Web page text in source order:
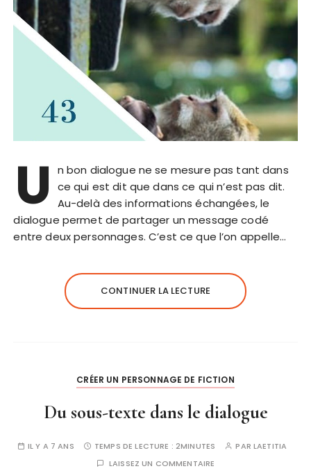
U
n bon dialogue ne se mesure pas tant dans
ce qui est dit que dans ce qui n’est pas dit.
Au-delà des informations échangées, le
dialogue permet de partager un message codé
entre deux personnages. C’est ce que l’on appelle…
CONTINUER LA LECTURE
CRÉER UN PERSONNAGE DE FICTION
Du sous-texte dans le dialogue
IL Y A 7 ANS TEMPS DE LECTURE : 2MINUTES PARLAETITIA
LAISSEZ UN COMMENTAIRE